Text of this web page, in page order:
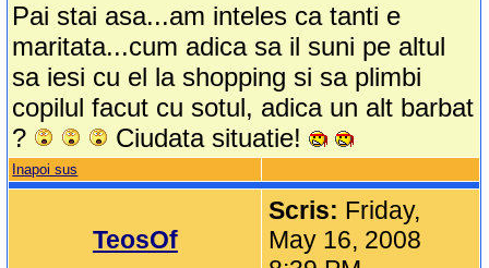
Pai stai asa...am inteles ca tanti e
maritata...cum adica sa il suni pe altul
sa iesi cu el la shopping si sa plimbi
copilul facut cu sotul, adica un alt barbat
?
Ciudata situatie!
Inapoi sus
TeosOf
Scris: Friday,
May 16, 2008